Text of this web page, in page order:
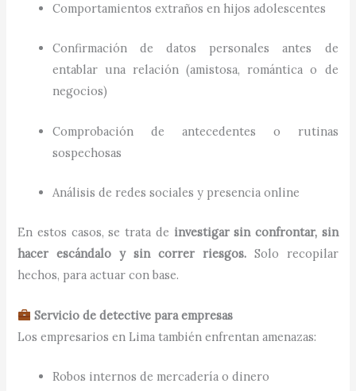
Comportamientos extraños en hijos adolescentes
Confirmación de datos personales antes de
entablar una relación (amistosa, romántica o de
negocios)
Comprobación de antecedentes o rutinas
sospechosas
Análisis de redes sociales y presencia online
En estos casos, se trata de investigar sin confrontar, sin
hacer escándalo y sin correr riesgos.Solo recopilar
hechos, para actuar con base.
Servicio de detective para empresas
Los empresarios en Lima también enfrentan amenazas:
Robos internos de mercadería o dinero